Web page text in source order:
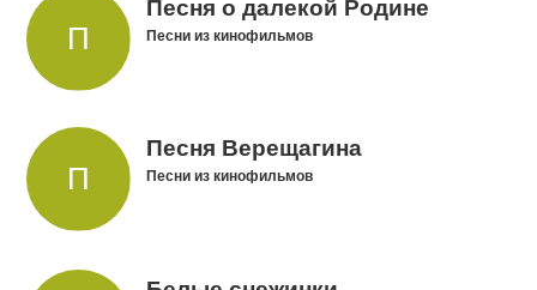
Песня о далекой Родине
Песни из кинофильмов
Песня Верещагина
Песни из кинофильмов